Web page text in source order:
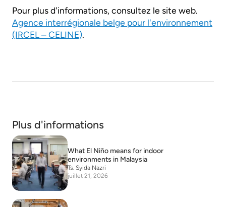
Pour plus d'informations, consultez le site web.
Agence interrégionale belge pour l'environnement
(IRCEL – CELINE).
Plus d'informations
What El Niño means for indoor
environments in Malaysia
Ts. Syida Nazri
juillet 21, 2026